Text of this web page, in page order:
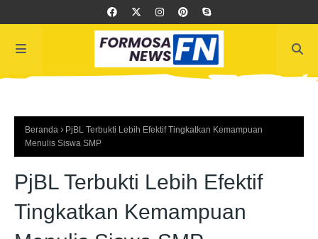
Beranda
PjBL Terbukti Lebih Efektif Tingkatkan Kemampuan
Menulis Siswa SMP
PjBL Terbukti Lebih Efektif
Tingkatkan Kemampuan